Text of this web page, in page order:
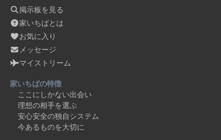
掲示板を見る
家いちばとは
お気に入り
メッセージ
マイストリーム
家いちばの特徴
ここにしかない出会い
理想の相手を選ぶ
安心安全の独自システム
今あるものを大切に